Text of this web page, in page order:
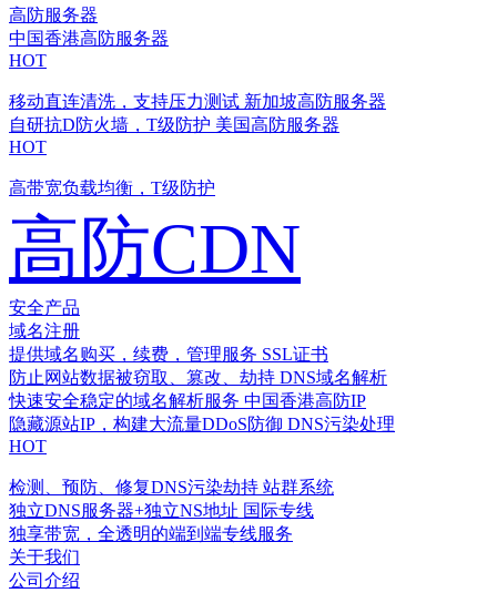
高防服务器
中国香港高防服务器
HOT
移动直连清洗，支持压力测试 新加坡高防服务器
自研抗D防火墙，T级防护 美国高防服务器
HOT
高带宽负载均衡，T级防护
高防CDN
安全产品
域名注册
提供域名购买，续费，管理服务 SSL证书
防止网站数据被窃取、篡改、劫持 DNS域名解析
快速安全稳定的域名解析服务 中国香港高防IP
隐藏源站IP，构建大流量DDoS防御 DNS污染处理
HOT
检测、预防、修复DNS污染劫持 站群系统
独立DNS服务器+独立NS地址 国际专线
独享带宽，全透明的端到端专线服务
关于我们
公司介绍